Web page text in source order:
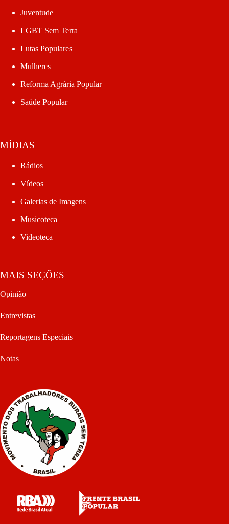
Juventude
LGBT Sem Terra
Lutas Populares
Mulheres
Reforma Agrária Popular
Saúde Popular
MÍDIAS
Rádios
Vídeos
Galerias de Imagens
Musicoteca
Videoteca
MAIS SEÇÕES
Opinião
Entrevistas
Reportagens Especiais
Notas